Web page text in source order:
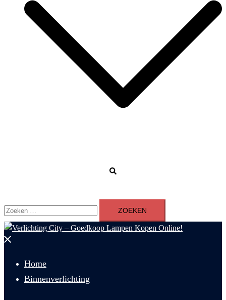
Zoeken
naar:
Menu
Home
Binnenverlichting